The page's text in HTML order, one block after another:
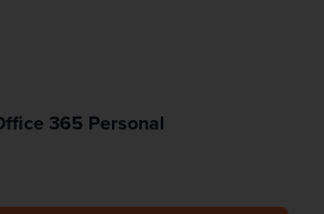
365 Personal